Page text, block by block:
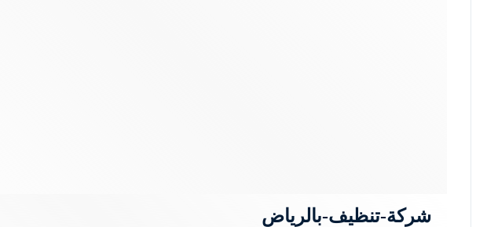
شركة-تنظيف-بالرياض